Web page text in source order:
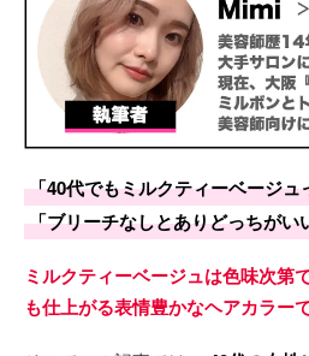
「40代でもミルクティーベージュ
「ブリーチなしとありどっちがい
ミルクティーベージュは色味次第
も仕上がる表情豊かなヘアカラーで